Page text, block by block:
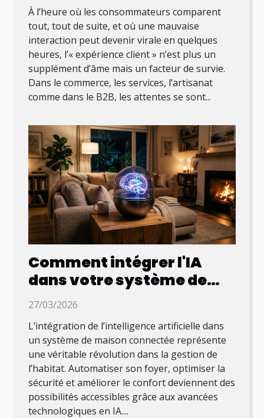
À l’heure où les consommateurs comparent
tout, tout de suite, et où une mauvaise
interaction peut devenir virale en quelques
heures, l’« expérience client » n’est plus un
supplément d’âme mais un facteur de survie.
Dans le commerce, les services, l’artisanat
comme dans le B2B, les attentes se sont...
Comment intégrer l'IA
dans votre système de
maison connectée ?
27/03/2026
L’intégration de l’intelligence artificielle dans
un système de maison connectée représente
une véritable révolution dans la gestion de
l’habitat. Automatiser son foyer, optimiser la
sécurité et améliorer le confort deviennent des
possibilités accessibles grâce aux avancées
technologiques en IA....